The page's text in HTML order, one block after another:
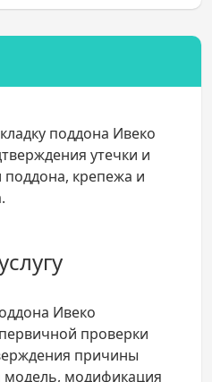
поддона Ивеко
утечки и
поддона, крепежа и
Ивеко
проверки
причины
модель, модификация